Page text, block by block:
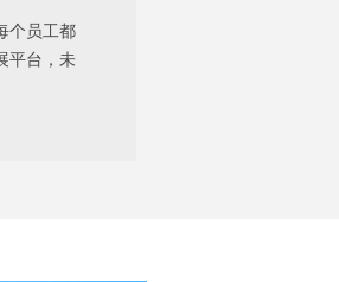
个员工都
平台，未